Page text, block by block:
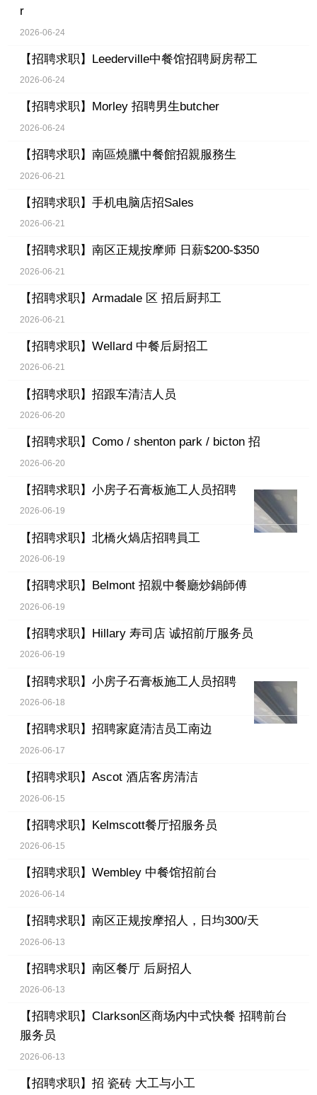
r
2026-06-24
【招聘求职】 Leederville中餐馆招聘厨房帮工
2026-06-24
【招聘求职】 Morley 招聘男生butcher
2026-06-24
【招聘求职】 南區燒臘中餐館招親服務生
2026-06-21
【招聘求职】 手机电脑店招Sales
2026-06-21
【招聘求职】 南区正规按摩师 日薪$200-$350
2026-06-21
【招聘求职】 Armadale 区 招后厨邦工
2026-06-21
【招聘求职】 Wellard 中餐后厨招工
2026-06-21
【招聘求职】 招跟车清洁人员
2026-06-20
【招聘求职】 Como / shenton park / bicton 招
2026-06-20
【招聘求职】 小房子石膏板施工人员招聘
2026-06-19
【招聘求职】 北橋火煱店招聘員工
2026-06-19
【招聘求职】 Belmont 招親中餐廳炒鍋師傅
2026-06-19
【招聘求职】 Hillary 寿司店 诚招前厅服务员
2026-06-19
【招聘求职】 小房子石膏板施工人员招聘
2026-06-18
【招聘求职】 招聘家庭清洁员工南边
2026-06-17
【招聘求职】 Ascot 酒店客房清洁
2026-06-15
【招聘求职】 Kelmscott餐厅招服务员
2026-06-15
【招聘求职】 Wembley 中餐馆招前台
2026-06-14
【招聘求职】 南区正规按摩招人，日均300/天
2026-06-13
【招聘求职】 南区餐厅 后厨招人
2026-06-13
【招聘求职】 Clarkson区商场内中式快餐 招聘前台
服务员
2026-06-13
【招聘求职】 招 瓷砖 大工与小工